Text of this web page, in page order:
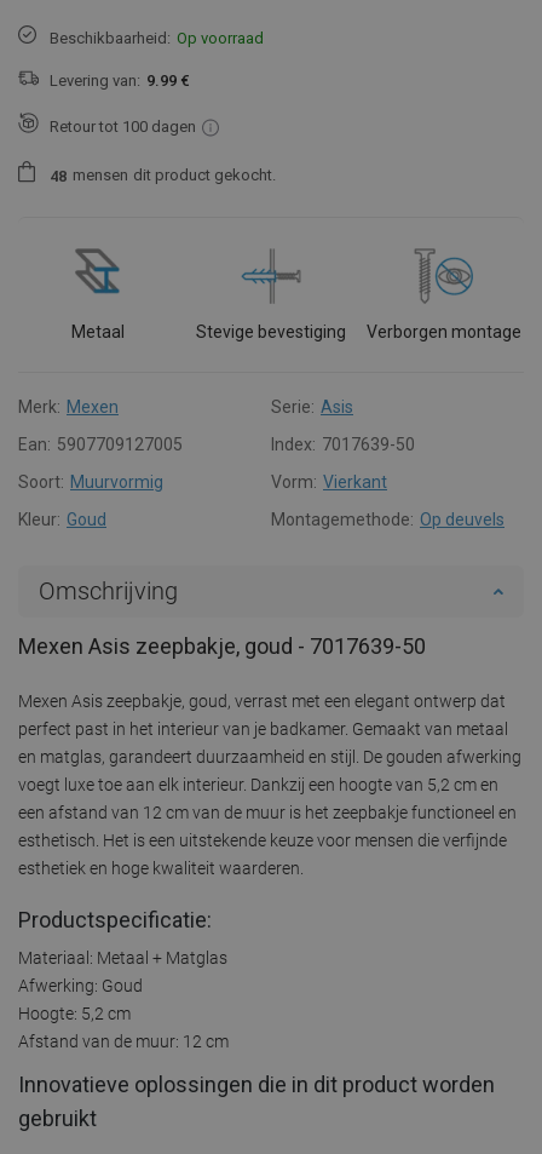
Beschikbaarheid: Op voorraad
Levering van: 9.99 €
Retour tot 100 dagen
48 mensen dit product gekocht.
Metaal Stevige bevestiging Verborgen montage
Merk: Mexen Serie: Asis
Ean: 5907709127005 Index: 7017639-50
Soort: Muurvormig Vorm: Vierkant
Kleur: Goud Montagemethode: Op deuvels
Omschrijving
Mexen Asis zeepbakje, goud - 7017639-50
Mexen Asis zeepbakje, goud, verrast met een elegant ontwerp dat
perfect past in het interieur van je badkamer. Gemaakt van metaal
en matglas, garandeert duurzaamheid en stijl. De gouden afwerking
voegt luxe toe aan elk interieur. Dankzij een hoogte van 5,2 cm en
een afstand van 12 cm van de muur is het zeepbakje functioneel en
esthetisch. Het is een uitstekende keuze voor mensen die verfijnde
esthetiek en hoge kwaliteit waarderen.
Productspecificatie:
Materiaal: Metaal + Matglas
Afwerking: Goud
Hoogte: 5,2 cm
Afstand van de muur: 12 cm
Innovatieve oplossingen die in dit product worden
gebruikt